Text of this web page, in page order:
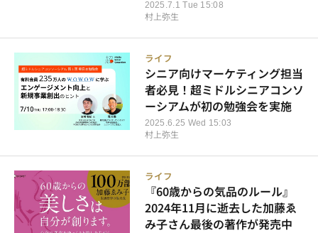
2025.7.1 Tue 15:08
村上弥生
ライフ
2025.6.25 Wed 15:03
シニア向けマーケティング担当
者必見！超ミドルシニアコンソ
ーシアムが初の勉強会を実施
村上弥生
ライフ
『60歳からの気品のルール』
2024年11月に逝去した加藤ゑ
み子さん最後の著作が発売中